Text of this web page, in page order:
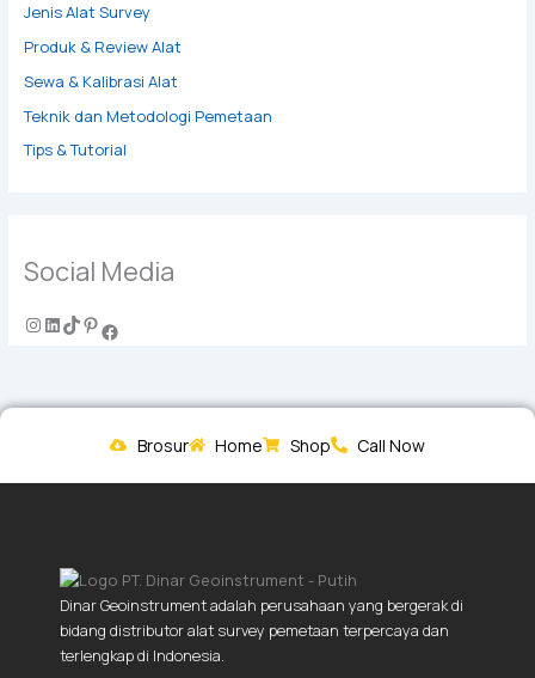
Jenis Alat Survey
Produk & Review Alat
Sewa & Kalibrasi Alat
Teknik dan Metodologi Pemetaan
Tips & Tutorial
Social Media
Brosur Home Shop Call Now
Dinar Geoinstrument adalah perusahaan yang bergerak di
bidang distributor alat survey pemetaan terpercaya dan
terlengkap di Indonesia.